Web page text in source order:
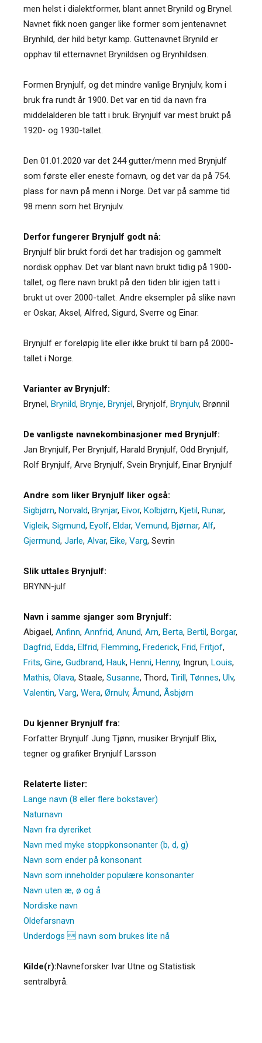
men helst i dialektformer, blant annet Brynild og Brynel.
Navnet fikk noen ganger like former som jentenavnet
Brynhild, der hild betyr kamp. Guttenavnet Brynild er
opphav til etternavnet Brynildsen og Brynhildsen.
Formen Brynjulf, og det mindre vanlige Brynjulv, kom i
bruk fra rundt år 1900. Det var en tid da navn fra
middelalderen ble tatt i bruk. Brynjulf var mest brukt på
1920- og 1930-tallet.
Den 01.01.2020 var det 244 gutter/menn med Brynjulf
som første eller eneste fornavn, og det var da på 754.
plass for navn på menn i Norge. Det var på samme tid
98 menn som het Brynjulv.
Derfor fungerer Brynjulf godt nå:
Brynjulf blir brukt fordi det har tradisjon og gammelt
nordisk opphav. Det var blant navn brukt tidlig på 1900-
tallet, og flere navn brukt på den tiden blir igjen tatt i
brukt ut over 2000-tallet. Andre eksempler på slike navn
er Oskar, Aksel, Alfred, Sigurd, Sverre og Einar.
Brynjulf er foreløpig lite eller ikke brukt til barn på 2000-
tallet i Norge.
Varianter av Brynjulf:
Brynel, Brynild, Brynje, Brynjel, Brynjolf, Brynjulv, Brønnil
De vanligste navnekombinasjoner med Brynjulf:
Jan Brynjulf, Per Brynjulf, Harald Brynjulf, Odd Brynjulf,
Rolf Brynjulf, Arve Brynjulf, Svein Brynjulf, Einar Brynjulf
Andre som liker Brynjulf liker også:
Sigbjørn, Norvald, Brynjar, Eivor, Kolbjørn, Kjetil, Runar,
Vigleik, Sigmund, Eyolf, Eldar, Vemund, Bjørnar, Alf,
Gjermund, Jarle, Alvar, Eike, Varg, Sevrin
Slik uttales Brynjulf:
BRYNN-julf
Navn i samme sjanger som Brynjulf:
Abigael, Anfinn, Annfrid, Anund, Arn, Berta, Bertil, Borgar,
Dagfrid, Edda, Elfrid, Flemming, Frederick, Frid, Fritjof,
Frits, Gine, Gudbrand, Hauk, Henni, Henny, Ingrun, Louis,
Mathis, Olava, Staale, Susanne, Thord, Tirill, Tønnes, Ulv,
Valentin, Varg, Wera, Ørnulv, Åmund, Åsbjørn
Du kjenner Brynjulf fra:
Forfatter Brynjulf Jung Tjønn, musiker Brynjulf Blix,
tegner og grafiker Brynjulf Larsson
Relaterte lister:
Lange navn (8 eller flere bokstaver)
Naturnavn
Navn fra dyreriket
Navn med myke stoppkonsonanter (b, d, g)
Navn som ender på konsonant
Navn som inneholder populære konsonanter
Navn uten æ, ø og å
Nordiske navn
Oldefarsnavn
Underdogs  navn som brukes lite nå
Kilde(r):Navneforsker Ivar Utne og Statistisk
sentralbyrå.